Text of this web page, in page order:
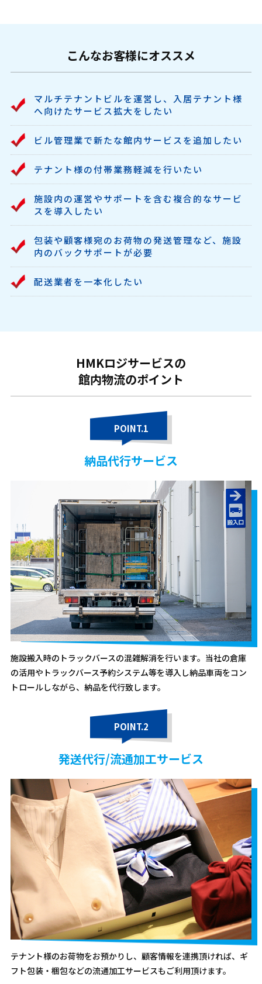
こんなお客様にオススメ
マルチテナントビルを運営し、入居テナント様
へ向けたサービス拡大をしたい
ビル管理業で新たな館内サービスを追加したい
テナント様の付帯業務軽減を行いたい
施設内の運営やサポートを含む複合的なサービ
スを導入したい
包装や顧客様宛のお荷物の発送管理など、施設
内のバックサポートが必要
配送業者を一本化したい
HMKロジサービスの
館内物流のポイント
POINT.1
納品代行サービス
施設搬入時のトラックバースの混雑解消を行います。当社の倉庫
の活用やトラックバース予約システム等を導入し納品車両をコン
トロールしながら、納品を代行致します。
POINT.2
発送代行/流通加工サービス
テナント様のお荷物をお預かりし、顧客情報を連携頂ければ、ギ
フト包装・梱包などの流通加工サービスもご利用頂けます。